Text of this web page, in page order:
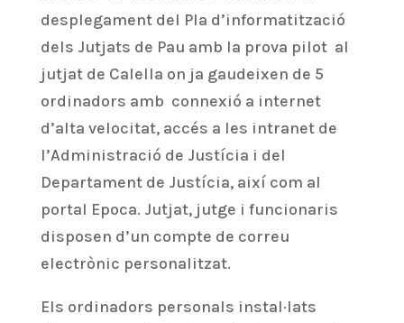
desplegament del Pla d’informatització
dels Jutjats de Pau amb la prova pilot al
jutjat de Calella on ja gaudeixen de 5
ordinadors amb connexió a internet
d’alta velocitat, accés a les intranet de
l’Administració de Justícia i del
Departament de Justícia, així com al
portal Epoca. Jutjat, jutge i funcionaris
disposen d’un compte de correu
electrònic personalitzat.
Els ordinadors personals instal·lats